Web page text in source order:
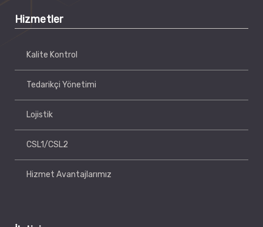
Hizmetler
Kalite Kontrol
Tedarikçi Yönetimi
Lojistik
CSL1/CSL2
Hizmet Avantajlarımız